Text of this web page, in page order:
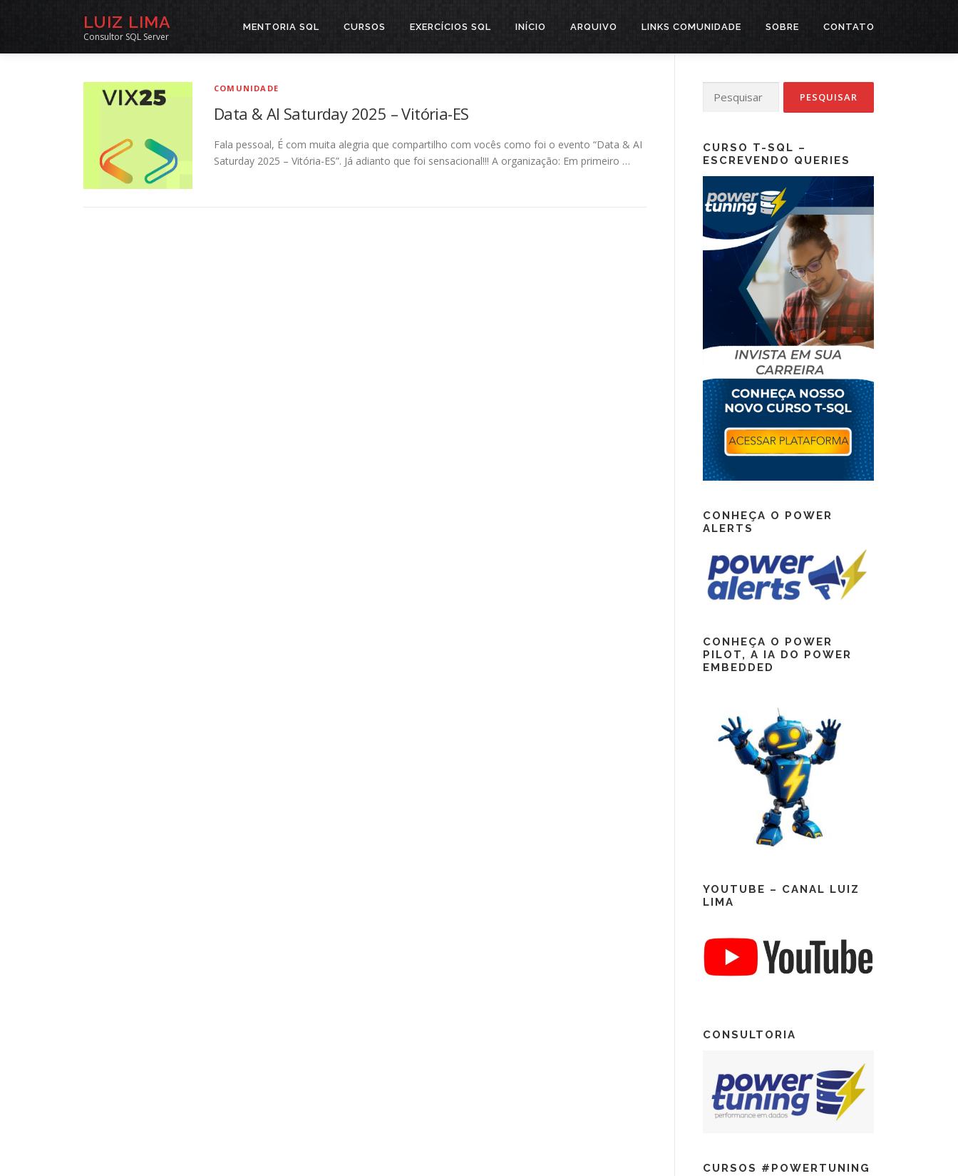
conteúdo
LUIZ LIMA
Consultor SQL Server
MENTORIA SQL CURSOS EXERCÍCIOS SQL INÍCIO ARQUIVO LINKS COMUNIDADE SOBRE CONTATO
COMUNIDADE
Data & AI Saturday 2025 – Vitória-ES
Fala pessoal, É com muita alegria que compartilho com vocês como foi o evento “Data & AI
Saturday 2025 – Vitória-ES”. Já adianto que foi sensacional!!! A organização: Em primeiro …
por:
CURSO T-SQL –
ESCREVENDO QUERIES
CONHEÇA O POWER
ALERTS
CONHEÇA O POWER
PILOT, A IA DO POWER
EMBEDDED
YOUTUBE – CANAL LUIZ
LIMA
CONSULTORIA
CURSOS #POWERTUNING